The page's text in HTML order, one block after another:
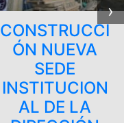
CONSTRUCCI
ÓN NUEVA
SEDE
INSTITUCION
AL DE LA
›